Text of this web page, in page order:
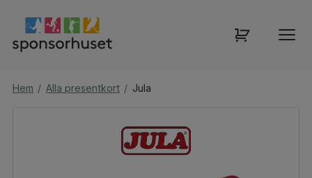
Hem / Alla presentkort / Jula